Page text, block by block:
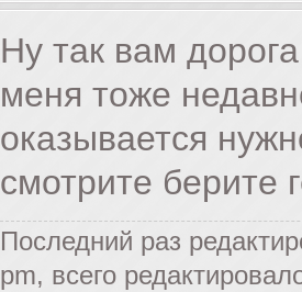
Ну так вам
меня тоже
оказывается
смотрите берите
Последний раз
pm, всего